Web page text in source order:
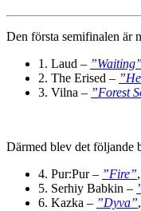
Den första semifinalen är
1. Laud – ”Waiting”
2. The Erised –
3. Vilna – ”Forest
Därmed blev det följande
4. Pur:Pur – ”Fire”
5. Serhiy Babkin –
6. Kazka – ”Dyva”